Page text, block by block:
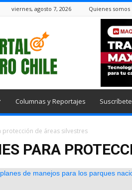
viernes, agosto 7, 2026 Quienes somos
Columnas y Reportajes Suscríbete
protección de áreas silvestres
PARA